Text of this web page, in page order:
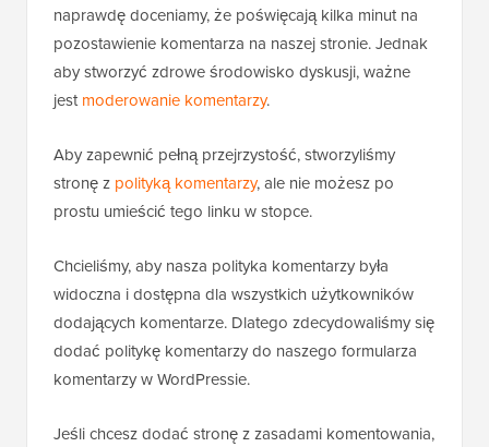
naprawdę doceniamy, że poświęcają kilka minut na
pozostawienie komentarza na naszej stronie. Jednak
aby stworzyć zdrowe środowisko dyskusji, ważne
jestmoderowanie komentarzy.
Aby zapewnić pełną przejrzystość, stworzyliśmy
stronę z polityką komentarzy, ale nie możesz po
prostu umieścić tego linku w stopce.
Chcieliśmy, aby nasza polityka komentarzy była
widoczna i dostępna dla wszystkich użytkowników
dodających komentarze. Dlatego zdecydowaliśmy się
dodać politykę komentarzy do naszego formularza
komentarzy w WordPressie.
Jeśli chcesz dodać stronę z zasadami komentowania,